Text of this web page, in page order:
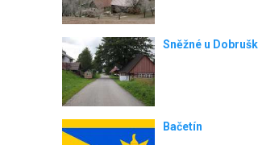
Sněžné u
Bačetín